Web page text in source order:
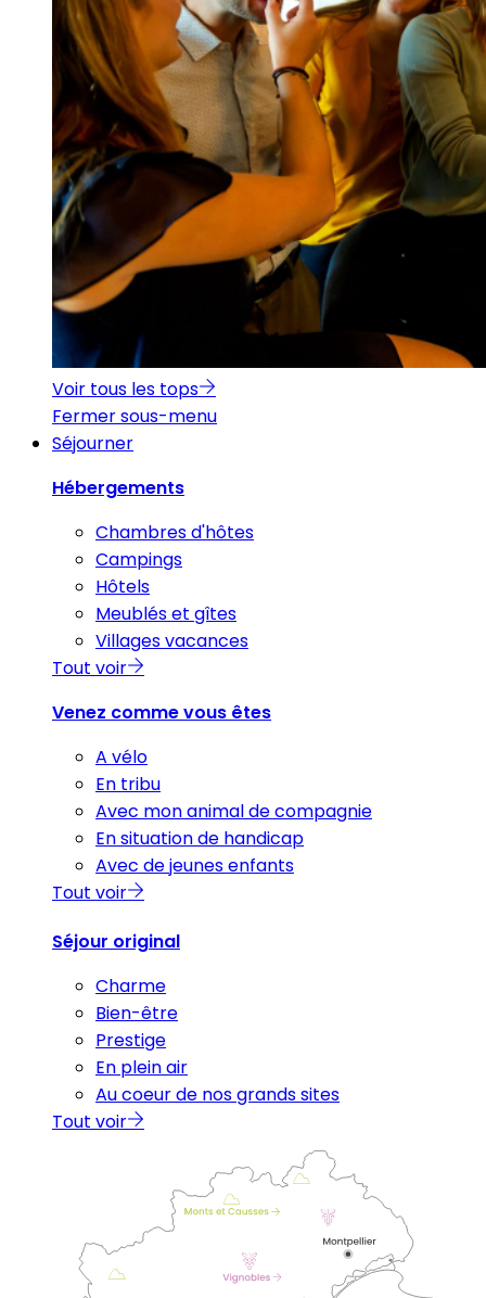
Voir tous les tops
Fermer sous-menu
Séjourner
Hébergements
Chambres d'hôtes
Campings
Hôtels
Meublés et gîtes
Villages vacances
Tout voir
Venez comme vous êtes
A vélo
En tribu
Avec mon animal de compagnie
En situation de handicap
Avec de jeunes enfants
Tout voir
Séjour original
Charme
Bien-être
Prestige
En plein air
Au coeur de nos grands sites
Tout voir